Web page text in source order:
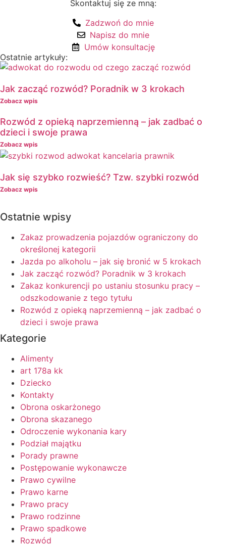
Skontaktuj się ze mną:
Zadzwoń do mnie
Napisz do mnie
Umów konsultację
Ostatnie artykuły:
Jak zacząć rozwód? Poradnik w 3 krokach
Zobacz wpis
Rozwód z opieką naprzemienną – jak zadbać o
dzieci i swoje prawa
Zobacz wpis
Jak się szybko rozwieść? Tzw. szybki rozwód
Zobacz wpis
Ostatnie wpisy
Zakaz prowadzenia pojazdów ograniczony do
określonej kategorii
Jazda po alkoholu – jak się bronić w 5 krokach
Jak zacząć rozwód? Poradnik w 3 krokach
Zakaz konkurencji po ustaniu stosunku pracy –
odszkodowanie z tego tytułu
Rozwód z opieką naprzemienną – jak zadbać o
dzieci i swoje prawa
Kategorie
Alimenty
art 178a kk
Dziecko
Kontakty
Obrona oskarżonego
Obrona skazanego
Odroczenie wykonania kary
Podział majątku
Porady prawne
Postępowanie wykonawcze
Prawo cywilne
Prawo karne
Prawo pracy
Prawo rodzinne
Prawo spadkowe
Rozwód